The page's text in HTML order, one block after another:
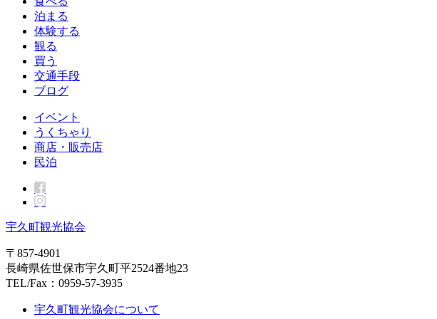
泊まる
体験する
観る
買う
交通手段
ブログ
イベント
うくちゃり
商店・販売店
民泊
宇久町観光協会
〒857-4901
長崎県佐世保市宇久町平2524番地23
TEL/Fax：0959-57-3935
宇久町観光協会について